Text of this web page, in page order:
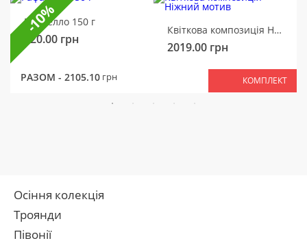
Рафаелло 150 г
320.00 грн
Квіткова композиція Ніжний мотив
2019.00 грн
РАЗОМ - 2105.10 грн КОМПЛЕКТ
-10%
Осіння колекція
Троянди
Півонії